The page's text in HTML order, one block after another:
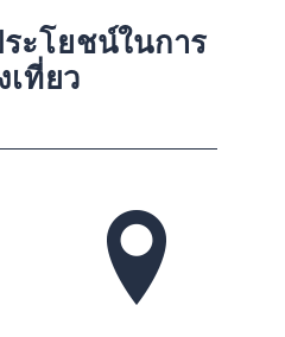
ะโยชน์ในการ
เที่ยว